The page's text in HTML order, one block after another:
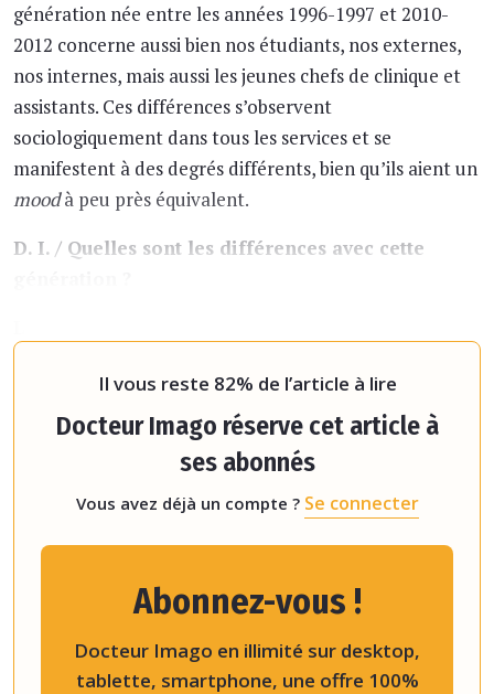
génération née entre les années 1996-1997 et 2010-
2012 concerne aussi bien nos étudiants, nos externes,
nos internes, mais aussi les jeunes chefs de clinique et
assistants. Ces différences s’observent
sociologiquement dans tous les services et se
manifestent à des degrés différents, bien qu’ils aient un
moodà peu près équivalent.
D. I. / Quelles sont les différences avec cette
Il vous reste 82% de l’article à lire
Docteur Imago réserve cet article à
ses abonnés
Vous avez déjà un compte ? Se connecter
Abonnez-vous !
Docteur Imago en illimité sur desktop,
tablette, smartphone, une offre 100%